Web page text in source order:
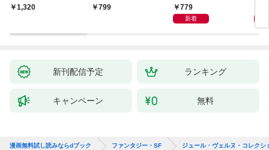
0度反転した世界の謎
￥1,320
799
779
新着
新刊配信予定 ランキング
キャンペーン 無料
漫画無料試し読みならdブック ファンタジー・SF ジュール・ヴェルヌ・コレクシ